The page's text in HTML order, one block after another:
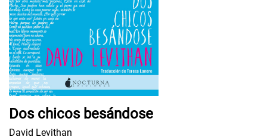
Dos chicos besándose
David Levithan